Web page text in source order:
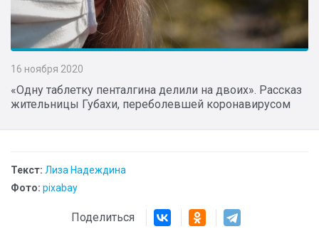
16 ноября 2020
«Одну таблетку пенталгина делили на двоих». Рассказ
жительницы Губахи, переболевшей коронавирусом
Текст: Лиза Надеждина
Фото: pixabay
Поделиться